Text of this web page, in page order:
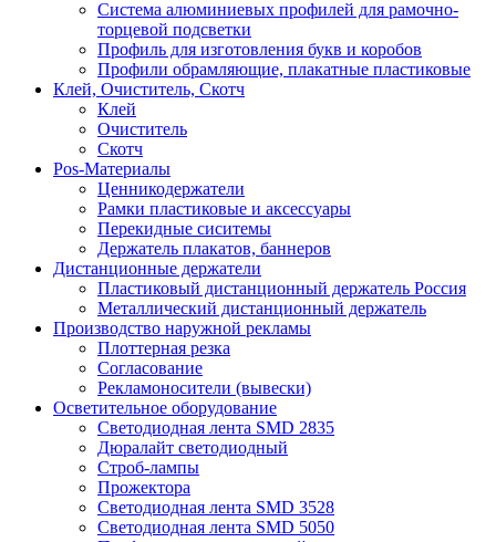
Система алюминиевых профилей для рамочно-
торцевой подсветки
Профиль для изготовления букв и коробов
Профили обрамляющие, плакатные пластиковые
Клей, Очиститель, Скотч
Клей
Очиститель
Скотч
Pos-Материалы
Ценникодержатели
Рамки пластиковые и аксессуары
Перекидные сиситемы
Держатель плакатов, баннеров
Дистанционные держатели
Пластиковый дистанционный держатель Россия
Металлический дистанционный держатель
Производство наружной рекламы
Плоттерная резка
Согласование
Рекламоносители (вывески)
Осветительное оборудование
Светодиодная лента SMD 2835
Дюралайт светодиодный
Строб-лампы
Прожектора
Светодиодная лента SMD 3528
Светодиодная лента SMD 5050